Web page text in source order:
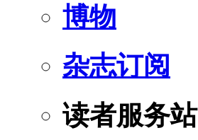
博物
杂志订阅
读者服务站